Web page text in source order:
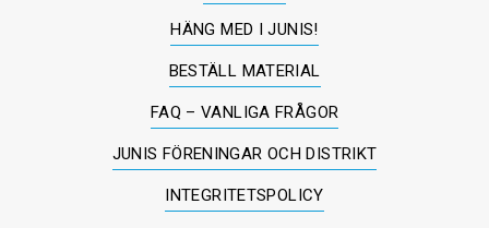
HÄNG MED I JUNIS!
BESTÄLL MATERIAL
FAQ – VANLIGA FRÅGOR
JUNIS FÖRENINGAR OCH DISTRIKT
INTEGRITETSPOLICY